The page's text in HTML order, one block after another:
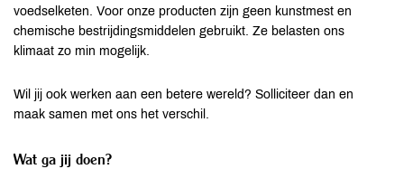
voedselketen. Voor onze producten zijn geen kunstmest en
chemische bestrijdingsmiddelen gebruikt. Ze belasten ons
klimaat zo min mogelijk.
Wil jij ook werken aan een betere wereld? Solliciteer dan en
maak samen met ons het verschil.
Wat ga jij doen?